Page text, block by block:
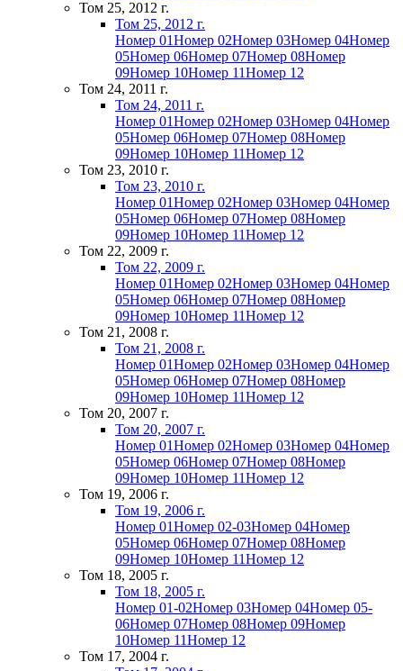
Том 25, 2012 г.
Том 25, 2012 г.
Номер 01Номер 02Номер 03Номер 04Номер
05Номер 06Номер 07Номер 08Номер
09Номер 10Номер 11Номер 12
Том 24, 2011 г.
Том 24, 2011 г.
Номер 01Номер 02Номер 03Номер 04Номер
05Номер 06Номер 07Номер 08Номер
09Номер 10Номер 11Номер 12
Том 23, 2010 г.
Том 23, 2010 г.
Номер 01Номер 02Номер 03Номер 04Номер
05Номер 06Номер 07Номер 08Номер
09Номер 10Номер 11Номер 12
Том 22, 2009 г.
Том 22, 2009 г.
Номер 01Номер 02Номер 03Номер 04Номер
05Номер 06Номер 07Номер 08Номер
09Номер 10Номер 11Номер 12
Том 21, 2008 г.
Том 21, 2008 г.
Номер 01Номер 02Номер 03Номер 04Номер
05Номер 06Номер 07Номер 08Номер
09Номер 10Номер 11Номер 12
Том 20, 2007 г.
Том 20, 2007 г.
Номер 01Номер 02Номер 03Номер 04Номер
05Номер 06Номер 07Номер 08Номер
09Номер 10Номер 11Номер 12
Том 19, 2006 г.
Том 19, 2006 г.
Номер 01Номер 02-03Номер 04Номер
05Номер 06Номер 07Номер 08Номер
09Номер 10Номер 11Номер 12
Том 18, 2005 г.
Том 18, 2005 г.
Номер 01-02Номер 03Номер 04Номер 05-
06Номер 07Номер 08Номер 09Номер
10Номер 11Номер 12
Том 17, 2004 г.